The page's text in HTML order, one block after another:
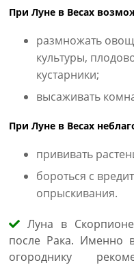
При Луне в Весах
размножать
культуры,
кустарники;
высаживать
При Луне в Весах
прививать
бороться с
опрыскивания.
Луна в
после Рака. Именно
огороднику